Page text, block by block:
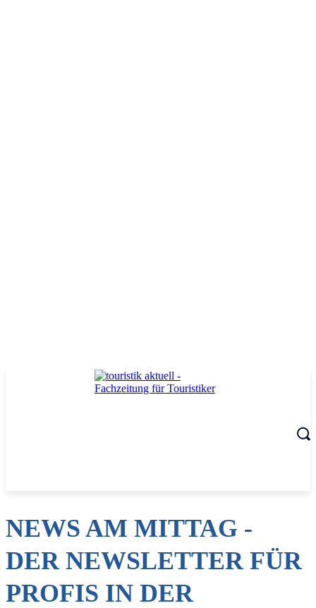
NEWS AM MITTAG -
DER NEWSLETTER FÜR
PROFIS IN DER